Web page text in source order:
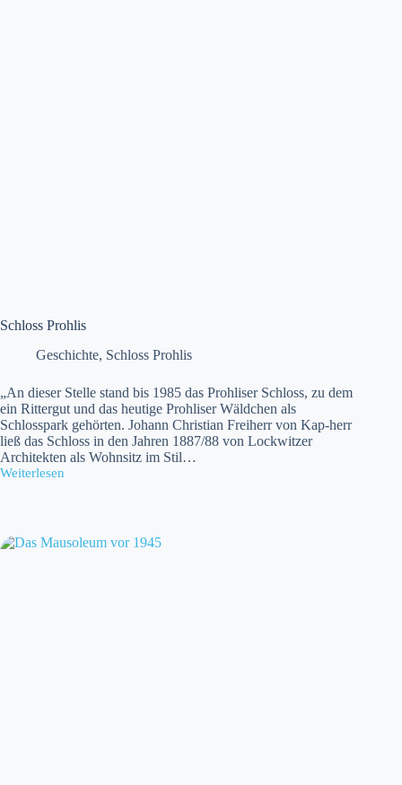
Schloss Prohlis
Geschichte, Schloss Prohlis
„An dieser Stelle stand bis 1985 das Prohliser Schloss, zu dem
ein Rittergut und das heutige Prohliser Wäldchen als
Schlosspark gehörten. Johann Christian Freiherr von Kap-herr
ließ das Schloss in den Jahren 1887/88 von Lockwitzer
Architekten als Wohnsitz im Stil…
Weiterlesen
Schloss